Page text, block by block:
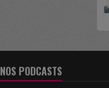
NOS PODCASTS